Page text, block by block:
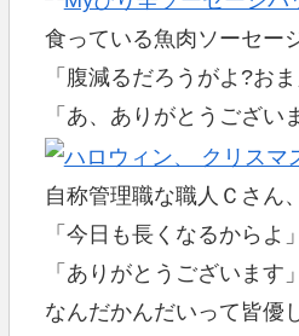
食っている魚肉ソーセー
「腹減るだろうがよ?お
「あ、ありがとうござい
自称管理職な職人Ｃさん
「今日も長くなるからよ」
「ありがとうございます」
なんだかんだいって皆優